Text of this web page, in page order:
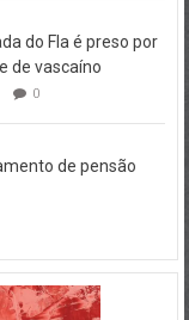
do Fla é preso por
de vascaíno
0
de pensão